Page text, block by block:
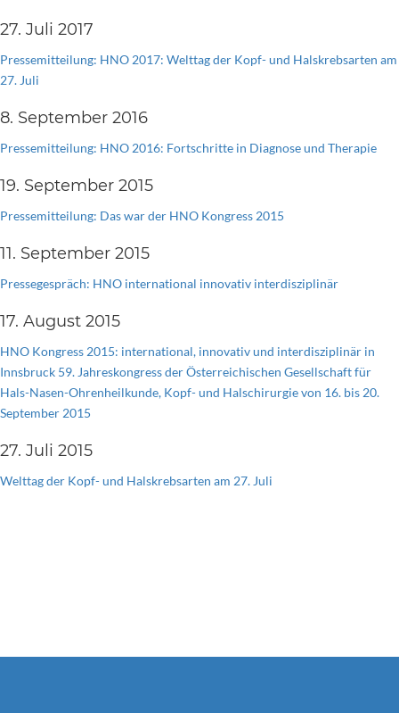
27. Juli 2017
Pressemitteilung: HNO 2017: Welttag der Kopf- und Halskrebsarten am
27. Juli
8. September 2016
Pressemitteilung: HNO 2016: Fortschritte in Diagnose und Therapie
19. September 2015
Pressemitteilung: Das war der HNO Kongress 2015
11. September 2015
Pressegespräch: HNO international innovativ interdisziplinär
17. August 2015
HNO Kongress 2015: international, innovativ und interdisziplinär in
Innsbruck 59. Jahreskongress der Österreichischen Gesellschaft für
Hals-Nasen-Ohrenheilkunde, Kopf- und Halschirurgie von 16. bis 20.
September 2015
27. Juli 2015
Welttag der Kopf- und Halskrebsarten am 27. Juli